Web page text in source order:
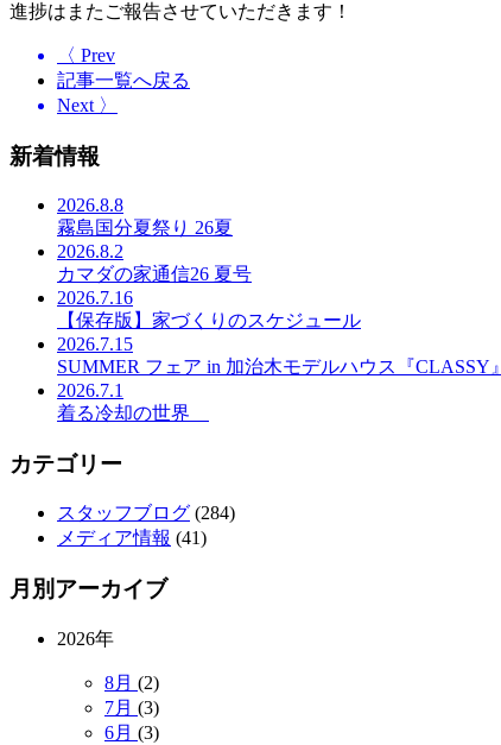
進捗はまたご報告させていただきます！
〈 Prev
記事一覧へ戻る
Next 〉
新着情報
2026.8.8
霧島国分夏祭り 26夏
2026.8.2
カマダの家通信26 夏号
2026.7.16
【保存版】家づくりのスケジュール
2026.7.15
SUMMER フェア in 加治木モデルハウス『CLASSY』
2026.7.1
着る冷却の世界
カテゴリー
スタッフブログ (284)
メディア情報 (41)
月別アーカイブ
2026年
8月 (2)
7月 (3)
6月 (3)